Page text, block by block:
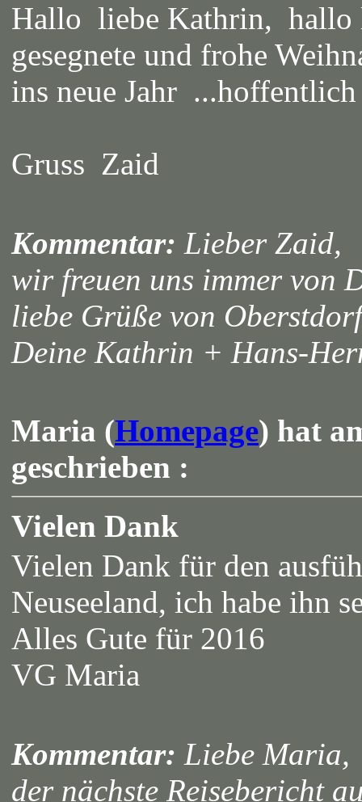
Hallo liebe Kathrin, hallo
gesegnete und frohe
ins neue Jahr ...hoffentlich
Gruss Zaid
Kommentar: Lieber Zaid,
wir freuen uns immer von
liebe Grüße von
Deine Kathrin + Hans-
Maria (Homepage) hat
geschrieben :
Vielen Dank
Vielen Dank für den
Neuseeland, ich habe ihn
Alles Gute für 2016
VG Maria
Kommentar: Liebe Maria,
der nächste Reisebericht